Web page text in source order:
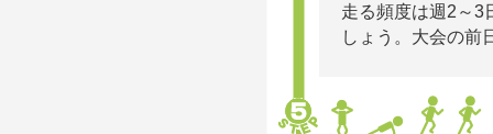
走る頻度は週2～3
しょう。大会の前